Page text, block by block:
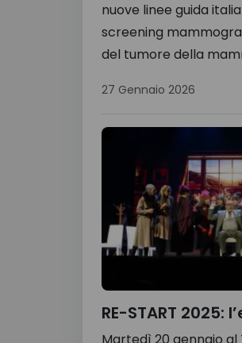
nuove linee guida
screening
del tumore della
27 Gennaio 2026
RE-START 2025:
Martedì 20 gennaio al